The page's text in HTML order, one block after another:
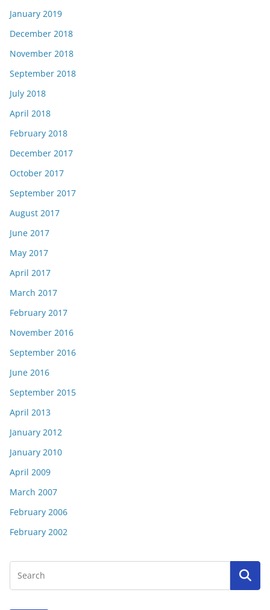
January 2019
December 2018
November 2018
September 2018
July 2018
April 2018
February 2018
December 2017
October 2017
September 2017
August 2017
June 2017
May 2017
April 2017
March 2017
February 2017
November 2016
September 2016
June 2016
September 2015
April 2013
January 2012
January 2010
April 2009
March 2007
February 2006
February 2002